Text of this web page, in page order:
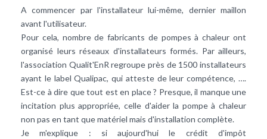
A commencer par l'installateur lui-même, dernier maillon
avant l'utilisateur.
Pour cela, nombre de fabricants de pompes à chaleur ont
organisé leurs réseaux d'installateurs formés. Par ailleurs,
l'association Qualit'EnR regroupe près de 1500 installateurs
ayant le label Qualipac, qui atteste de leur compétence, ….
Est-ce à dire que tout est en place ? Presque, il manque une
incitation plus appropriée, celle d'aider la pompe à chaleur
non pas en tant que matériel mais d'installation complète.
Je m'explique : si aujourd'hui le crédit d'impôt